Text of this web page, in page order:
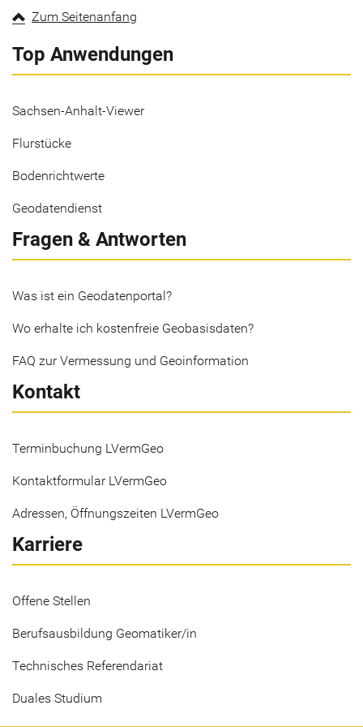
Zum Seitenanfang
Top Anwendungen
Sachsen-Anhalt-Viewer
Flurstücke
Bodenrichtwerte
Geodatendienst
Fragen & Antworten
Was ist ein Geodatenportal?
Wo erhalte ich kostenfreie Geobasisdaten?
FAQ zur Vermessung und Geoinformation
Kontakt
Terminbuchung LVermGeo
Kontaktformular LVermGeo
Adressen, Öffnungszeiten LVermGeo
Karriere
Offene Stellen
Berufsausbildung Geomatiker/in
Technisches Referendariat
Duales Studium